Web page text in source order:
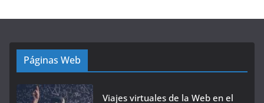
Páginas Web
Viajes virtuales de la Web en el